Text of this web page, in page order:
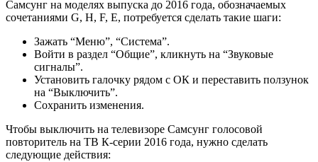
Самсунг на моделях выпуска до 2016 года, обозначаемых
сочетаниями G, H, F, E, потребуется сделать такие шаги:
Зажать “Меню”, “Система”.
Войти в раздел “Общие”, кликнуть на “Звуковые
сигналы”.
Установить галочку рядом с ОК и переставить ползунок
на “Выключить”.
Сохранить изменения.
Чтобы выключить на телевизоре Самсунг голосовой
повторитель на ТВ К-серии 2016 года, нужно сделать
следующие действия: